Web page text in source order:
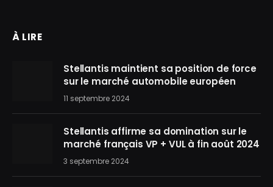
À LIRE
Stellantis maintient sa position de force
sur le marché automobile européen
11 septembre 2024
Stellantis affirme sa domination sur le
marché français VP + VUL à fin août 2024
3 septembre 2024